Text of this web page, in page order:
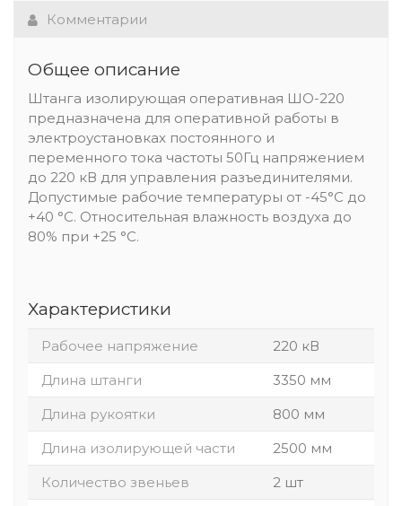
Комментарии
Общее описание
Штанга изолирующая оперативная ШО-220
предназначена для оперативной работы в
электроустановках постоянного и
переменного тока частоты 50Гц напряжением
до 220 кВ для управления разъединителями.
Допустимые рабочие температуры от -45°С до
+40 °С. Относительная влажность воздуха до
80% при +25 °С.
Характеристики
Рабочее напряжение
220 кВ
Длина штанги
3350 мм
Длина рукоятки
800 мм
Длина изолирующей части
2500 мм
Количество звеньев
2 шт